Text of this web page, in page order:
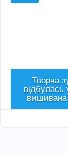
Творча
відбулась
вишивана